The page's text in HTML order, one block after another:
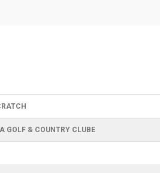
GOLF & COUNTRY CLUBE